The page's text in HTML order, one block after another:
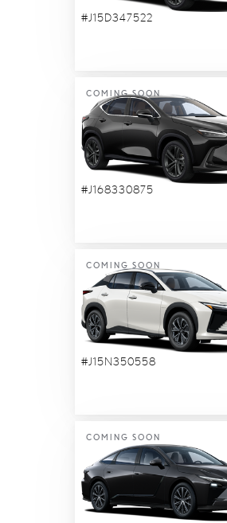
#J15D347522
COMING SOON
#J168330875
COMING SOON
#J15N350558
COMING SOON